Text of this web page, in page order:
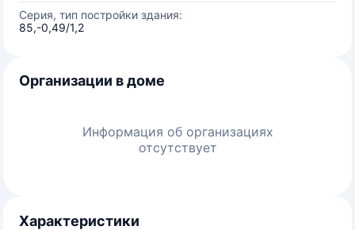
Серия, тип постройки здания:
85,-0,49/1,2
Организации в доме
Информация об организациях
отсутствует
Характеристики